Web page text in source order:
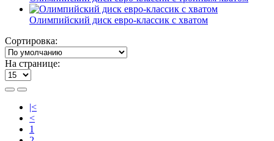
Олимпийский диск евро-классик с хватом
Сортировка:
На странице:
|<
<
1